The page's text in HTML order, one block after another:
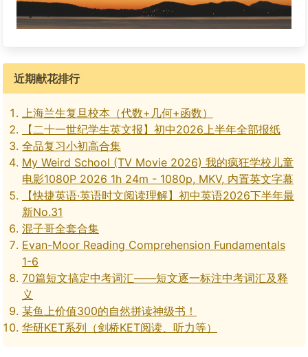
近期献花排行
上海兰生复旦校本（代数+几何+函数）
【二十一世纪学生英文报】初中2026上半年全部报纸
全品复习小初高合集
My Weird School (TV Movie 2026) 我的疯狂学校儿童
电影1080P 2026 1h 24m - 1080p, MKV, 内置英文字幕
【快捷英语·英语时文阅读理解】初中英语2026下半年最
新No.31
混子哥全套合集
Evan-Moor Reading Comprehension Fundamentals
1-6
70篇短文搞定中考词汇——短文逐一标注中考词汇及释
义
某鱼上价值300的自然拼读神级书！
华研KET系列（剑桥KET阅读、听力等）